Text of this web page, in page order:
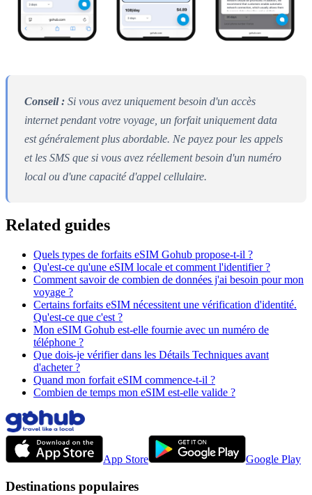
Conseil : Si vous avez uniquement besoin d'un accès
internet pendant votre voyage, un forfait uniquement data
est généralement plus abordable. Ne payez pour les appels
et les SMS que si vous avez réellement besoin d'un numéro
local ou d'une capacité d'appel cellulaire.
Related guides
Quels types de forfaits eSIM Gohub propose-t-il ?
Qu'est-ce qu'une eSIM locale et comment l'identifier ?
Comment savoir de combien de données j'ai besoin pour mon
voyage ?
Certains forfaits eSIM nécessitent une vérification d'identité.
Qu'est-ce que c'est ?
Mon eSIM Gohub est-elle fournie avec un numéro de
téléphone ?
Que dois-je vérifier dans les Détails Techniques avant
d'acheter ?
Quand mon forfait eSIM commence-t-il ?
Combien de temps mon eSIM est-elle valide ?
App Store Google Play
Destinations populaires